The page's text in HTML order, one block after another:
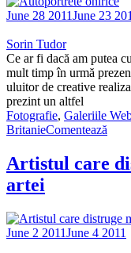
June 28 2011June 23
Sorin Tudor
Ce ar fi dacă am putea
mult timp în urmă
uluitor de creative
prezint un altfel
Fotografie, Galeriile
BritanieComentează
Artistul care
artei
June 2 2011June 4 2011